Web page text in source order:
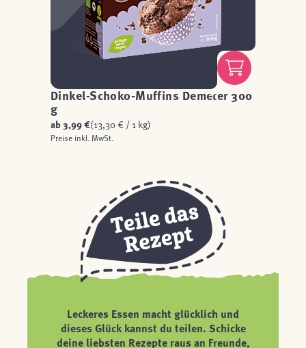
Dinkel-Schoko-Muffins Demeter 300
g
ab3,99 €(13,30 € / 1 kg)
Preise inkl. MwSt.
Leckeres Essen macht glücklich und
dieses Glück kannst du teilen. Schicke
deine liebsten Rezepte raus an Freunde,